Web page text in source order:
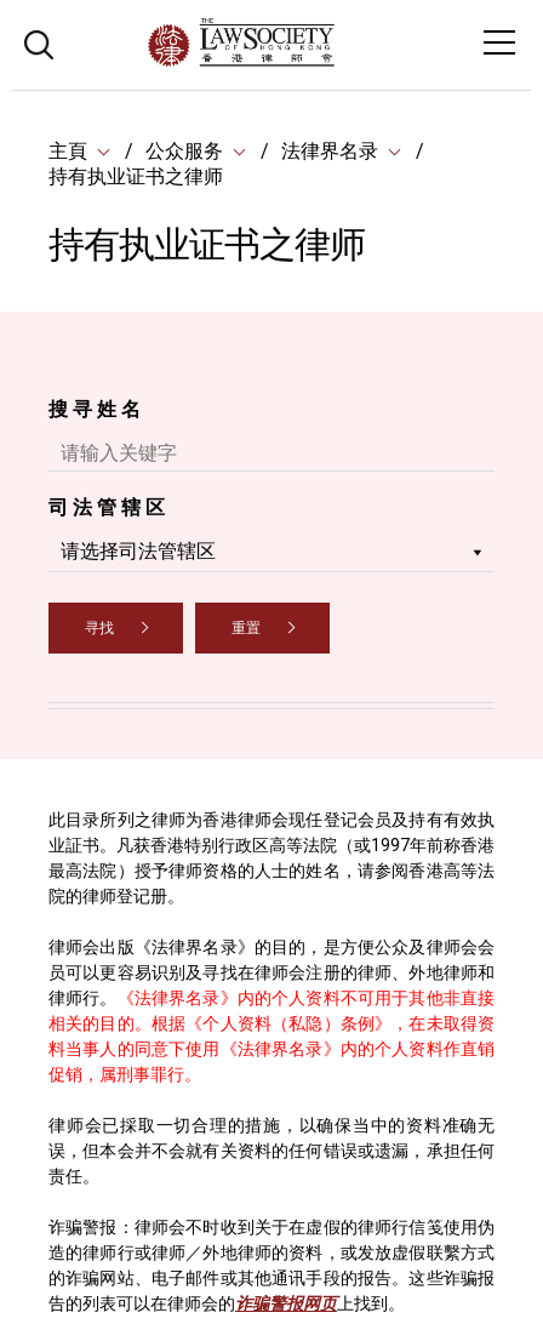
主頁 公众服务
法律界名录
持有执业证书之律师
持有执业证书之律师
搜 寻 姓 名
司 法 管 辖 区
寻找 重置
此目录所列之律师为香港律师会现任登记会员及持有有效执
业証书。凡获香港特别行政区高等法院（或1997年前称香港
最高法院）授予律师资格的人士的姓名，请参阅香港高等法
院的律师登记册。
律师会出版《法律界名录》的目的，是方便公众及律师会会
员可以更容易识别及寻找在律师会注册的律师、外地律师和
律师行。
《法律界名录》内的个人资料不可用于其他非直接
相关的目的。根据《个人资料（私隐）条例》，在未取得资
料当事人的同意下使用《法律界名录》内的个人资料作直销
促销，属刑事罪行。
律师会已採取一切合理的措施，以确保当中的资料准确无
误，但本会并不会就有关资料的任何错误或遗漏，承担任何
责任。
诈骗警报：律师会不时收到关于在虚假的律师行信笺使用伪
造的律师行或律师／外地律师的资料，或发放虚假联繫方式
的诈骗网站、电子邮件或其他通讯手段的报告。这些诈骗报
告的列表可以在律师会的诈骗警报网页上找到。